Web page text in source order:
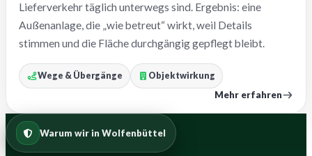
Lieferverkehr täglich unterwegs sind. Ergebnis: eine
Außenanlage, die „wie betreut“ wirkt, weil Details
stimmen und die Fläche durchgängig gepflegt bleibt.
Wege & Übergänge Objektwirkung
Mehr erfahren
Warum wir in Wolfenbüttel